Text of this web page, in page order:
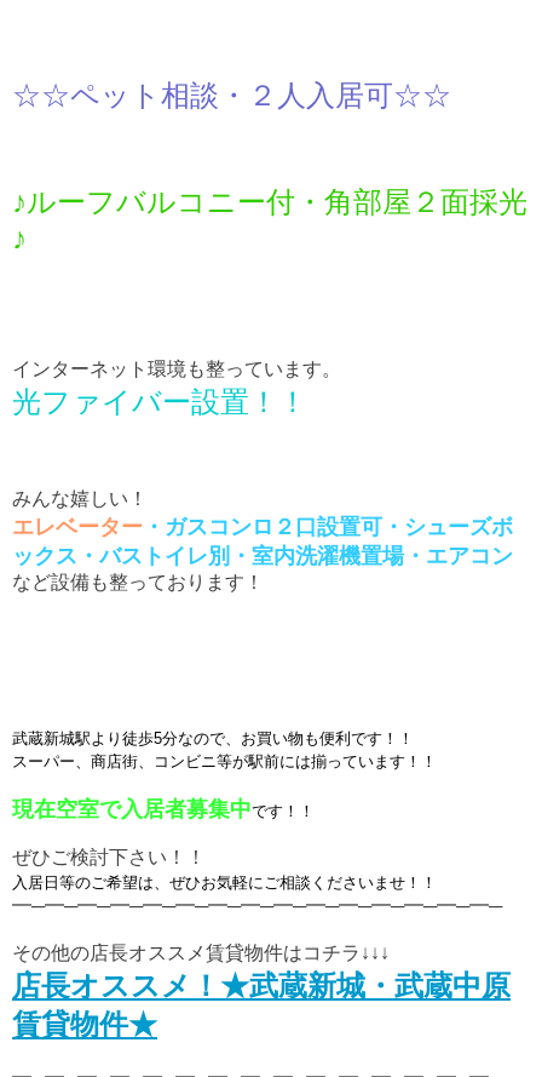
☆☆ペット相談・２人入居可☆☆
♪ルーフバルコニー付・角部屋２面採光
♪
インターネット環境も整っています。
光ファイバー設置！！
みんな嬉しい！
エレベーター ・ガスコンロ２口設置可・シューズボ
ックス・バストイレ別・室内洗濯機置場・エアコン
など設備も整っております！
武蔵新城駅より徒歩5分なので、お買い物も便利です！！
スーパー、商店街、コンビニ等が駅前には揃っています！！
現在空室で入居者募集中です！！
ぜひご検討下さい！！
入居日等のご希望は、ぜひお気軽にご相談くださいませ！！
━─━─━─━─━─━─━─━─━─━─━─━─━─━─━─
その他の店長オススメ賃貸物件はコチラ↓↓↓
店長オススメ！★武蔵新城・武蔵中原
賃貸物件★